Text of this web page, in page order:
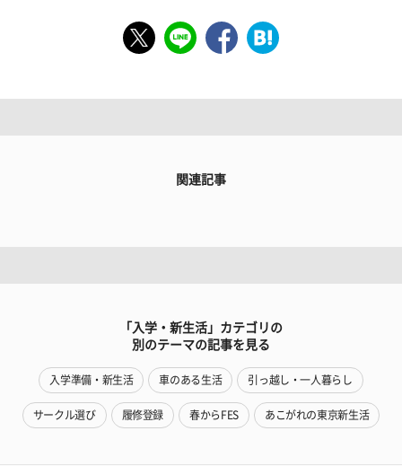
関連記事
「入学・新生活」カテゴリの
別のテーマの記事を見る
入学準備・新生活 車のある生活 引っ越し・一人暮らし
サークル選び 履修登録 春からFES あこがれの東京新生活